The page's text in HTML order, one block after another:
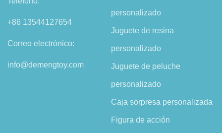
+86 13544127654
Correo electrónico:
info@demengtoy.com
personalizado
Juguete de resina
personalizado
Juguete de peluche
personalizado
Caja sorpresa personalizada
Figura de acción